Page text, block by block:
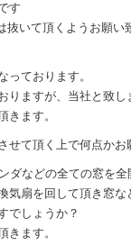
す
いて頂くようお願い
っております。
りますが、当社と致
きます。
て頂く上で何点かお
ダなどの全ての窓を
扇を回して頂き窓な
でしょうか？
きます。